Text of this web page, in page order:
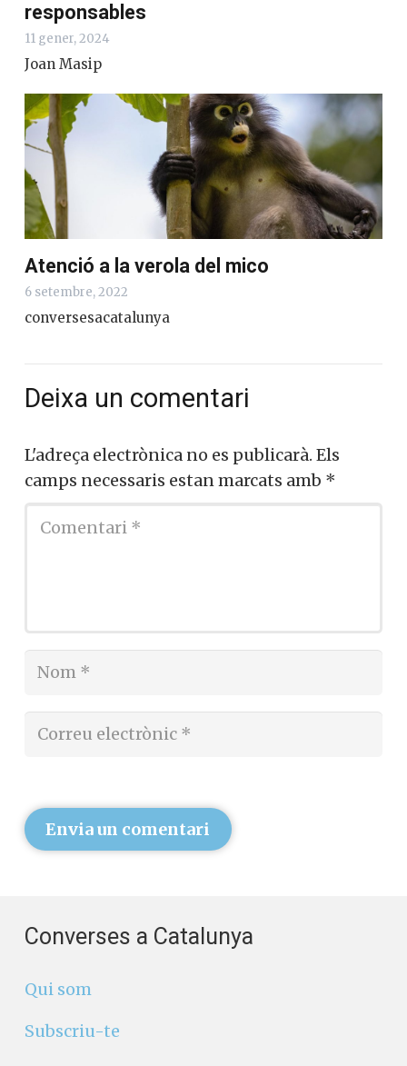
responsables
11 gener, 2024
Joan Masip
Atenció a la verola del mico
6 setembre, 2022
conversesacatalunya
Deixa un comentari
L'adreça electrònica no es publicarà. Els
camps necessaris estan marcats amb *
Envia un comentari
Converses a Catalunya
Qui som
Subscriu-te